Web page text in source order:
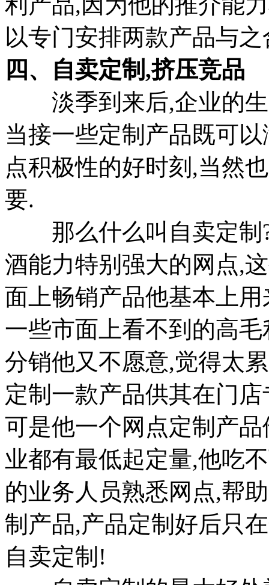
以专门安排两款产品与
四、自卖定制,挤压竞品
淡季到来后,企业的生
当接一些定制产品既可
点积极性的好时刻,当然
要.
那么什么叫自卖定制?
酒能力特别强大的网点,
面上畅销产品他基本上
一些市面上看不到的高
分销他又不愿意,觉得太
定制一款产品供其在门
可是他一个网点定制产
业都有最低起定量,他吃
的业务人员熟悉网点,帮
制产品,产品定制好后只
自卖定制!